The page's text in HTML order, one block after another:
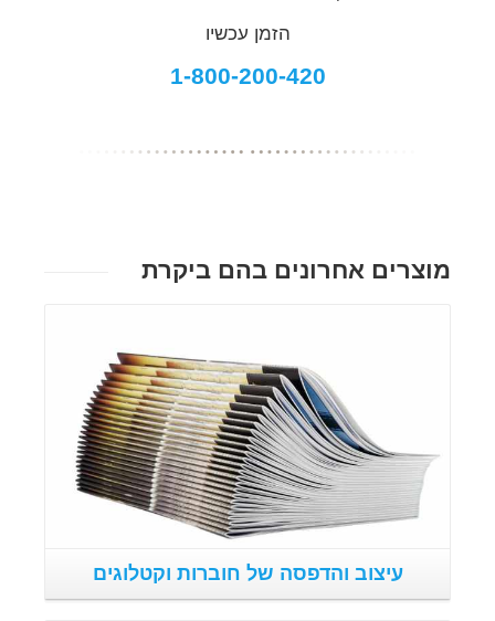
הזמן עכשיו
1-800-200-420
מוצרים אחרונים בהם ביקרת
עיצוב והדפסה של חוברות וקטלוגים